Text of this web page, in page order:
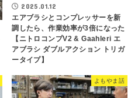
2025.01.12
エアブラシとコンプレッサーを新
調したら、作業効率が3倍になった
【ニトロコンプV2 & Gaahleri エ
アブラシ ダブルアクション トリガ
ータイプ】
よもやま話